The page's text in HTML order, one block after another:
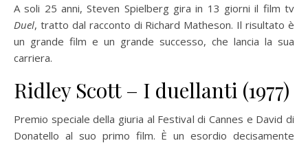
A soli 25 anni, Steven Spielberg gira in 13 giorni il film tv
Duel, tratto dal racconto di Richard Matheson. Il risultato è
un grande film e un grande successo, che lancia la sua
carriera.
Ridley Scott – I duellanti (1977)
Premio speciale della giuria al Festival di Cannes e David di
Donatello al suo primo film. È un esordio decisamente